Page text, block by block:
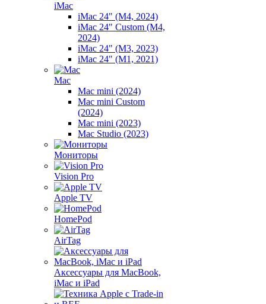
iMac
iMac 24" (M4, 2024)
iMac 24" Custom (M4,
2024)
iMac 24" (M3, 2023)
iMac 24" (M1, 2021)
Mac
Mac mini (2024)
Mac mini Custom
(2024)
Mac mini (2023)
Mac Studio (2023)
Мониторы
Vision Pro
Apple TV
HomePod
AirTag
Аксессуары для MacBook,
iMac и iPad